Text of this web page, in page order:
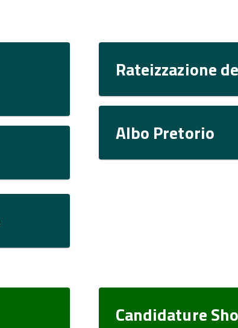
Rateizzazione
Albo Pretorio
Candidature